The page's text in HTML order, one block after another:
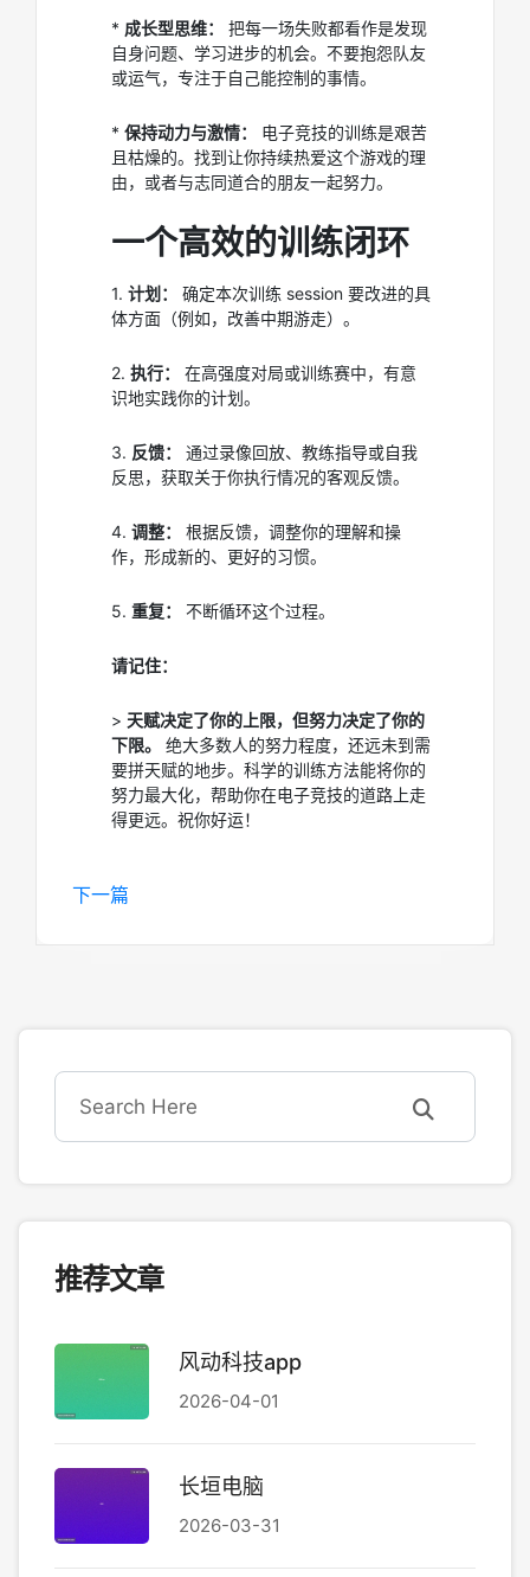
* 成长型思维：
把每一场失败都看作是发现
自身问题、学习进步的机会。不要抱怨队友
或运气，专注于自己能控制的事情。
* 保持动力与激情：
电子竞技的训练是艰苦
且枯燥的。找到让你持续热爱这个游戏的理
由，或者与志同道合的朋友一起努力。
一个高效的训练闭环
1. 计划：
确定本次训练 session 要改进的具
体方面（例如，改善中期游走）。
2. 执行：
在高强度对局或训练赛中，有意
识地实践你的计划。
3. 反馈：
通过录像回放、教练指导或自我
反思，获取关于你执行情况的客观反馈。
4. 调整：
根据反馈，调整你的理解和操
作，形成新的、更好的习惯。
5. 重复： 不断循环这个过程。
请记住：
> 天赋决定了你的上限，但努力决定了你的
下限。
绝大多数人的努力程度，还远未到需
要拼天赋的地步。科学的训练方法能将你的
努力最大化，帮助你在电子竞技的道路上走
得更远。祝你好运！
下一篇
推荐文章
风动科技app
2026-04-01
长垣电脑
2026-03-31